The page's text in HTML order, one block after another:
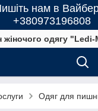
нам в
+380973196808
жіночого одягу
Одяг для